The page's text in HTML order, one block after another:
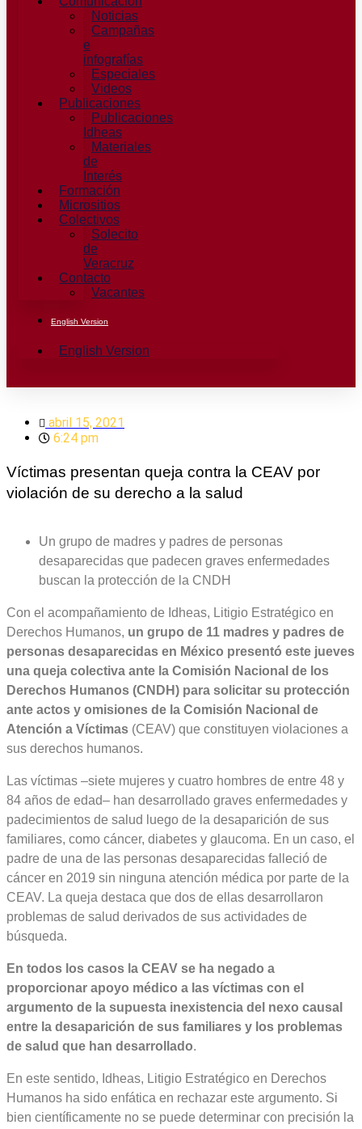
Noticias
Campañas
e
infografías
Especiales
Videos
Publicaciones
Publicaciones
Idheas
Materiales
de
Interés
Formación
Micrositios
Colectivos
Solecito
de
Veracruz
Contacto
Vacantes
English Version
English Version
abril 15, 2021
6:24 pm
Víctimas presentan queja contra la CEAV por
violación de su derecho a la salud
Un grupo de madres y padres de personas
desaparecidas que padecen graves enfermedades
buscan la protección de la CNDH
Con el acompañamiento de Idheas, Litigio Estratégico en
Derechos Humanos, un grupo de 11 madres y padres de
personas desaparecidas en México presentó este jueves
una queja colectiva ante la Comisión Nacional de los
Derechos Humanos (CNDH) para solicitar su protección
ante actos y omisiones de la Comisión Nacional de
Atención a Víctimas (CEAV) que constituyen violaciones a
sus derechos humanos.
Las víctimas –siete mujeres y cuatro hombres de entre 48 y
84 años de edad– han desarrollado graves enfermedades y
padecimientos de salud luego de la desaparición de sus
familiares, como cáncer, diabetes y glaucoma. En un caso, el
padre de una de las personas desaparecidas falleció de
cáncer en 2019 sin ninguna atención médica por parte de la
CEAV. La queja destaca que dos de ellas desarrollaron
problemas de salud derivados de sus actividades de
búsqueda.
En todos los casos la CEAV se ha negado a
proporcionar apoyo médico a las víctimas con el
argumento de la supuesta inexistencia del nexo causal
entre la desaparición de sus familiares y los problemas
de salud que han desarrollado.
En este sentido, Idheas, Litigio Estratégico en Derechos
Humanos ha sido enfática en rechazar este argumento. Si
bien científicamente no se puede determinar con precisión la